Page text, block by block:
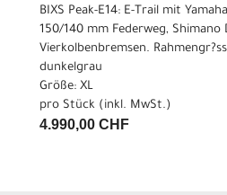
BIXS Peak-E14: E-Trail mit
150/140 mm Federweg, Shimano
Vierkolbenbremsen.
dunkelgrau
Größe: XL
pro Stück (inkl. MwSt.)
4.990,00 CHF